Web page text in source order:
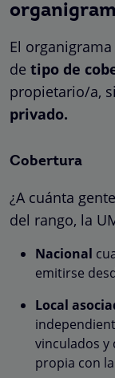
El
de tipo de
propietario/a,
privado.
Cobertura
¿A cuánta
del rango, la
Nacional
emitirse
Local
vinculados
propia con